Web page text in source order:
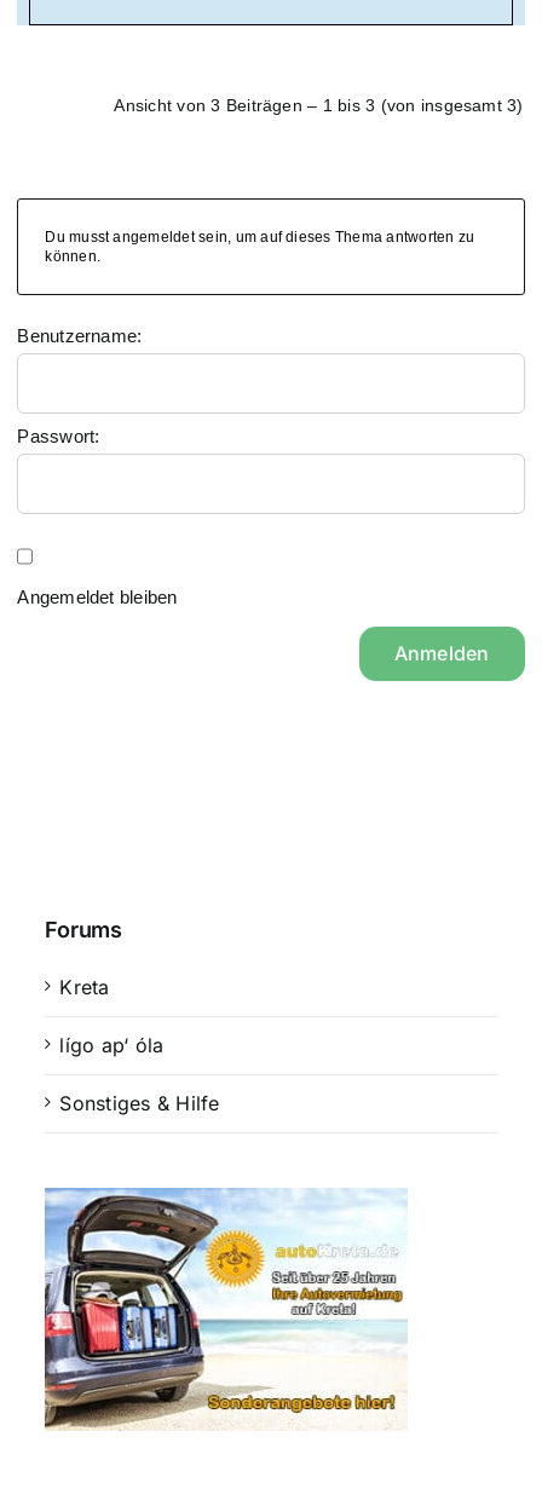
Ansicht von 3 Beiträgen – 1 bis 3 (von insgesamt 3)
Du musst angemeldet sein, um auf dieses Thema antworten zu
können.
Benutzername:
Passwort:
Angemeldet bleiben
Anmelden
Forums
Kreta
lígo ap‘ óla
Sonstiges & Hilfe